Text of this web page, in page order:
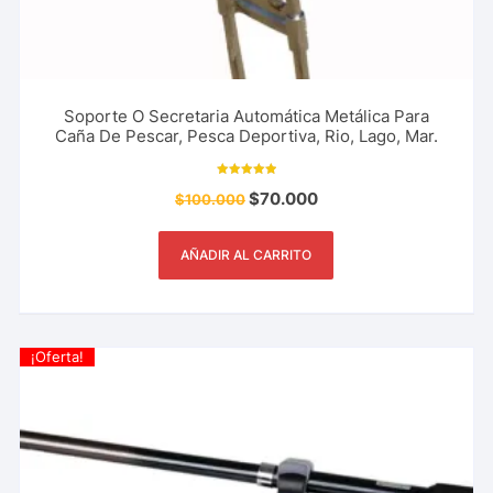
Soporte O Secretaria Automática Metálica Para
Caña De Pescar, Pesca Deportiva, Rio, Lago, Mar.
10.00
de 5
$100.000$70.000
AÑADIR AL CARRITO
¡Oferta!